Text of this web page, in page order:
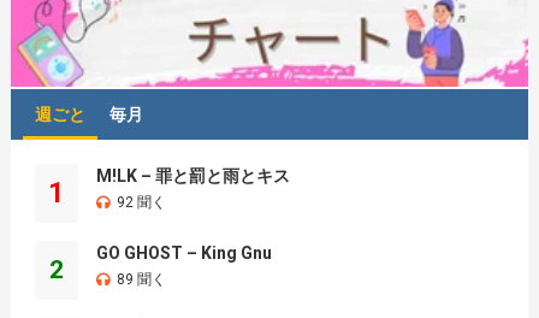
週ごと 毎月
1
M!LK – 罪と罰と雨とキス
92 聞く
2
GO GHOST – King Gnu
89 聞く